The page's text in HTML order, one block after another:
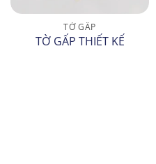
TỜ GẤP
TỜ GẤP THIẾT KẾ